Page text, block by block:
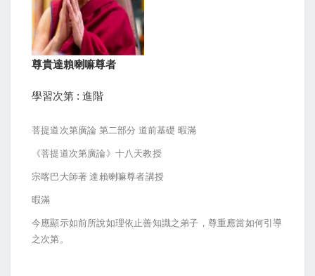
尊貴達賴喇嘛尊者
學習次第 : 進階
菩提道次第廣論 第二部分 道前基礎 暇滿
《菩提道次第廣論》十八天教授
宗喀巴大師著 達賴喇嘛尊者講授
暇滿
今應顯示如前所說如理依止善知識之弟子，尊重應當如何引導
之次第。